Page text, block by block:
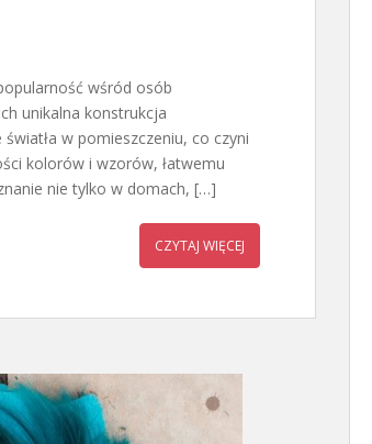
wśród osób
unikalna konstrukcja
w pomieszczeniu, co czyni
kolorów i wzorów, łatwemu
nie tylko w domach, […]
CZYTAJ WIĘCEJ